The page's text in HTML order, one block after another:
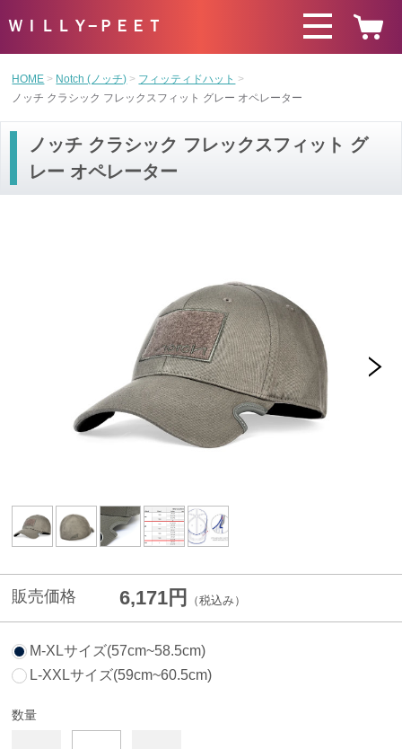
ＷＩＬＬＹ−ＰＥＥＴ
HOME Notch (ノッチ)
フィッティドハット
ノッチ クラシック フレックスフィット グレー オペレーター
ノッチ クラシック フレックスフィット グ
レー オペレーター
販売価格 6,171円 （税込み）
M-XLサイズ(57cm~58.5cm)
L-XXLサイズ(59cm~60.5cm)
数量